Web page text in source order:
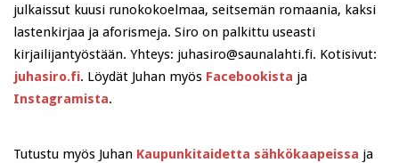
julkaissut kuusi runokokoelmaa, seitsemän romaania, kaksi
lastenkirjaa ja aforismeja. Siro on palkittu useasti
kirjailijantyöstään. Yhteys: juhasiro@saunalahti.fi. Kotisivut:
juhasiro.fi. Löydät Juhan myös Facebookista ja
Instagramista.
Tutustu myös Juhan Kaupunkitaidetta sähkökaapeissa ja